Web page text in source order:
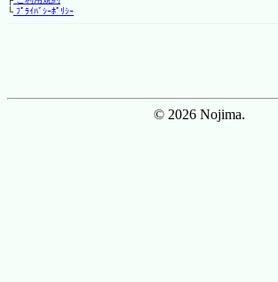
└ﾌﾟﾗｲﾊﾞｼｰﾎﾟﾘｼｰ
© 2026 Nojima.